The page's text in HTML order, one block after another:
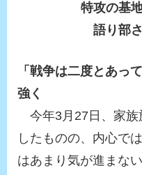
特攻の基
語り部
「戦争は⼆度とあっ
強く
今年3月27日、家族
したものの、内心で
はあまり気が進まな